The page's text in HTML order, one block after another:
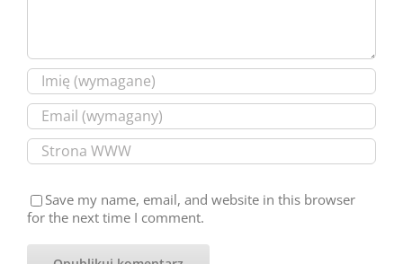
Save my name, email, and website in this browser
for the next time I comment.